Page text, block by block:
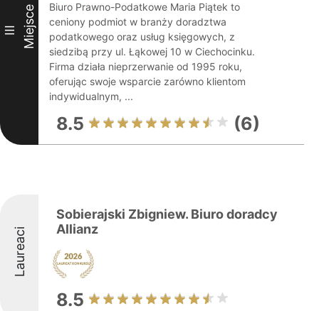
III Miejsce
Biuro Prawno-Podatkowe Maria Piątek to
ceniony podmiot w branży doradztwa
podatkowego oraz usług księgowych, z
siedzibą przy ul. Łąkowej 10 w Ciechocinku.
Firma działa nieprzerwanie od 1995 roku,
oferując swoje wsparcie zarówno klientom
indywidualnym, ...
8.5 (6)
Laureaci
Sobierajski Zbigniew. Biuro doradcy
Allianz
8.5